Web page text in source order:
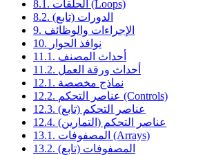
8.1. الحلقات (Loops)
8.2. الدورات (تابع)
9. الإجراءات والوظائف
10. نوافذ الحوار
11.1. أحداث المصنف
11.2. أحداث ورقة العمل
12.1. نماذج مخصصة
12.2. عناصر التحكم (Controls)
12.3. عناصر التحكم (تابع)
12.4. عناصر التحكم (التمارين)
13.1. المصفوفات (Arrays)
13.2. المصفوفات (تابع)